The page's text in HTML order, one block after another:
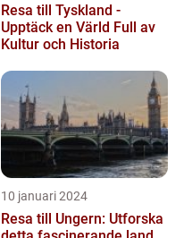
Resa till Tyskland -
Upptäck en Värld Full av
Kultur och Historia
10 januari 2024
Resa till Ungern: Utforska